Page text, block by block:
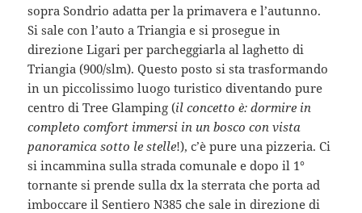
sopra Sondrio adatta per la primavera e l’autunno.
Si sale con l’auto a Triangia e si prosegue in
direzioneLigari per parcheggiarla al laghetto di
Triangia (900/slm). Questo posto si sta trasformando
in un piccolissimo luogo turistico diventando pure
centro di Tree Glamping (il concetto è: dormire in
completo comfort immersi in un bosco con vista
panoramica sotto le stelle!), c’è pure una pizzeria. Ci
si incammina sulla strada comunale e dopo il 1°
tornante si prende sulla dx la sterrata che porta ad
imboccare il Sentiero N385 che sale in direzione di